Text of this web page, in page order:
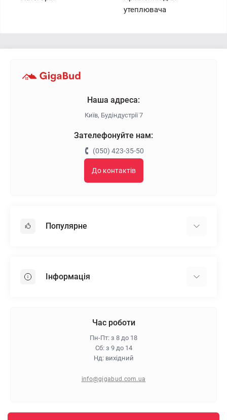
утеплювача
Наша адреса:
Київ, Будіндустрії 7
Зателефонуйте нам:
(050) 423-35-50
До контактів
Популярне
Пінопласт
Інформація
Гарантія та повернення
Політика конфіденційності
Час роботи
Пн-Пт: з 8 до 18
Сб: з 9 до 14
Нд: вихідний
info@gigabud.com.ua